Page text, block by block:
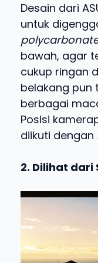
Desain dari
untuk
bawah, agar
cukup ringan
belakang pun
berbagai
Posisi
diikuti dengan
2. Dilihat dari